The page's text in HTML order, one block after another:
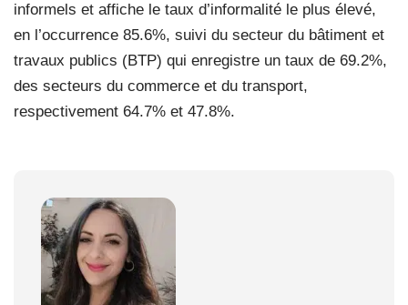
informels et affiche le taux d’informalité le plus élevé,
en l’occurrence 85.6%, suivi du secteur du bâtiment et
travaux publics (BTP) qui enregistre un taux de 69.2%,
des secteurs du commerce et du transport,
respectivement 64.7% et 47.8%.